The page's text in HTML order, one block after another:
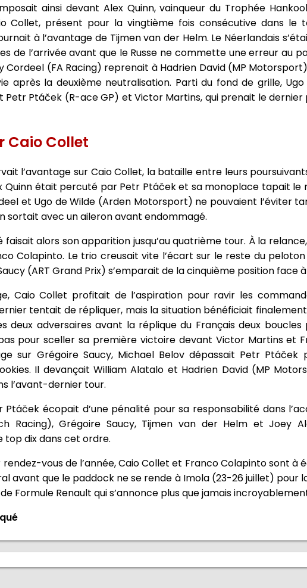
ainsi devant Alex Quinn, vainqueur du Trophée
Collet, présent pour la vingtième fois consécutive dans le
à l’avantage de Tijmen van der Helm. Le Néerlandais
de l’arrivée avant que le Russe ne commette une erreur au
Cordeel (FA Racing) reprenait à Hadrien David (MP
après la deuxième neutralisation. Parti du fond de grille,
Petr Ptáček (R-ace GP) et Victor Martins, qui prenait le dernier
Caio Collet
l’avantage sur Caio Collet, la bataille entre leurs
Quinn était percuté par Petr Ptáček et sa monoplace tapait le
et Ugo de Wilde (Arden Motorsport) ne pouvaient l’éviter
sortait avec un aileron avant endommagé.
faisait alors son apparition jusqu’au quatrième tour. À la
Colapinto. Le trio creusait vite l’écart sur le reste du
(ART Grand Prix) s’emparait de la cinquième position face
Caio Collet profitait de l’aspiration pour ravir les
tentait de répliquer, mais la situation bénéficiait
deux adversaires avant la réplique du Français deux
pour sceller sa première victoire devant Victor Martins et
sur Grégoire Saucy, Michael Belov dépassait Petr
Il devançait William Alatalo et Hadrien David (MP
l’avant-dernier tour.
Ptáček écopait d’une pénalité pour sa responsabilité dans
Racing), Grégoire Saucy, Tijmen van der Helm et Joey
dix dans cet ordre.
vous de l’année, Caio Collet et Franco Colapinto sont à
avant que le paddock ne se rende à Imola (23-26 juillet) pour
Formule Renault qui s’annonce plus que jamais